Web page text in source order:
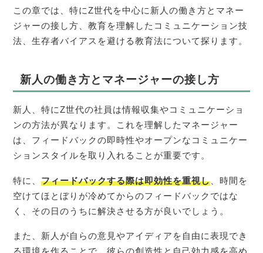
この章では、特にZ世代を中心に新人の働き方とマネー
ジャーの接し方、教育を理解したコミュニケーション技
法、生存者バイアスを避ける教育法について探ります。
新人の働き方とマネージャーの接し方
新人、特にZ世代の社員は情報収集やコミュニケーショ
ンの方法が異なります。これを理解したマネージャー
は、フィードバックの即時性やオープンなコミュニケー
ションスタイルを取り入れることが重要です。
特に、フィードバックする際は即効性を重視し 、時間を
空けてほとぼりが冷めてからのフィードバックではな
く、その日のうちに解決させる方が良いでしょう。
また、新人が自らの意見やアイディアを自由に表現でき